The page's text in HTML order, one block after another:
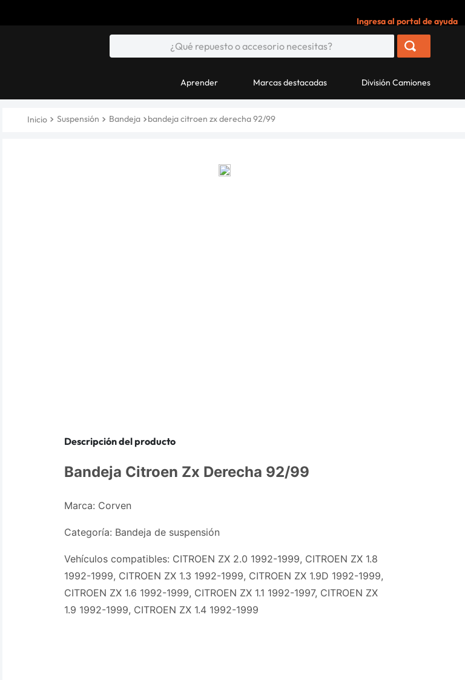
Ingresa al portal de ayuda
Aprender Marcas destacadas División Camiones
Suspensión Bandeja bandeja citroen zx derecha 92/99
Descripción del producto
Bandeja Citroen Zx Derecha 92/99
Marca: Corven
Categoría: Bandeja de suspensión
Vehículos compatibles: CITROEN ZX 2.0 1992-1999, CITROEN ZX 1.8
1992-1999, CITROEN ZX 1.3 1992-1999, CITROEN ZX 1.9D 1992-1999,
CITROEN ZX 1.6 1992-1999, CITROEN ZX 1.1 1992-1997, CITROEN ZX
1.9 1992-1999, CITROEN ZX 1.4 1992-1999